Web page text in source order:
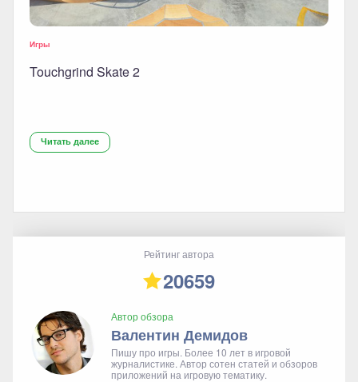
Игры
Touchgrind Skate 2
Читать далее
Рейтинг автора
20659
Автор обзора
Валентин Демидов
Пишу про игры. Более 10 лет в игровой
журналистике. Автор сотен статей и обзоров
приложений на игровую тематику.